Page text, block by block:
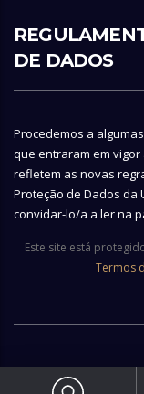
DE DADOS
Procedemos a
que entraram em vigor
refletem as novas
Proteção de Dados da
convidar-lo/a a ler na
Este site está
Termos